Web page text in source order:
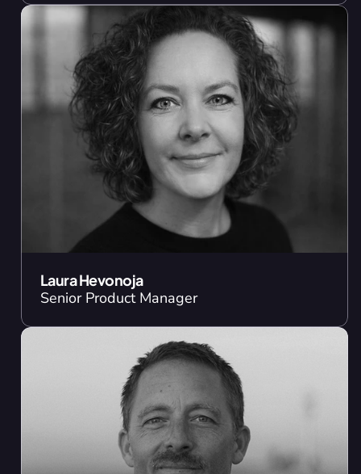
Laura Hevonoja
Senior Product Manager